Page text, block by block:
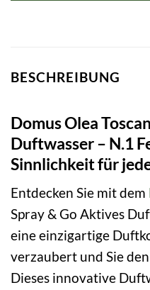
BESCHREIBUNG
Domus Olea
Duftwasser – N.1
Sinnlichkeit für
Entdecken Sie mit dem
Spray & Go Aktives
eine einzigartige
verzaubert und Sie
Dieses innovative